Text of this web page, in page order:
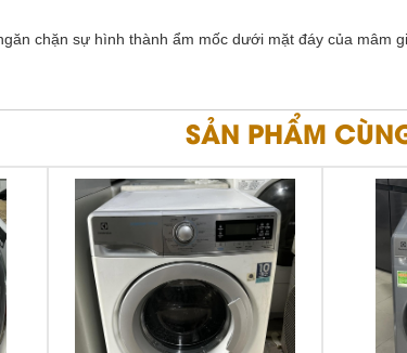
chặn sự hình thành ẩm mốc dưới mặt đáy của mâm
SẢN PHẨM